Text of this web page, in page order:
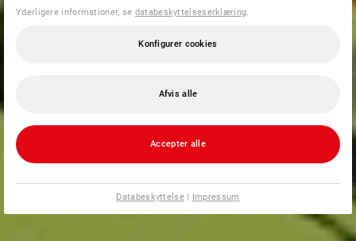
Yderligere informationer, se databeskyttelseserklæring
Konfigurer cookies
Afvis alle
Accepter alle
Databeskyttelse| Impressum